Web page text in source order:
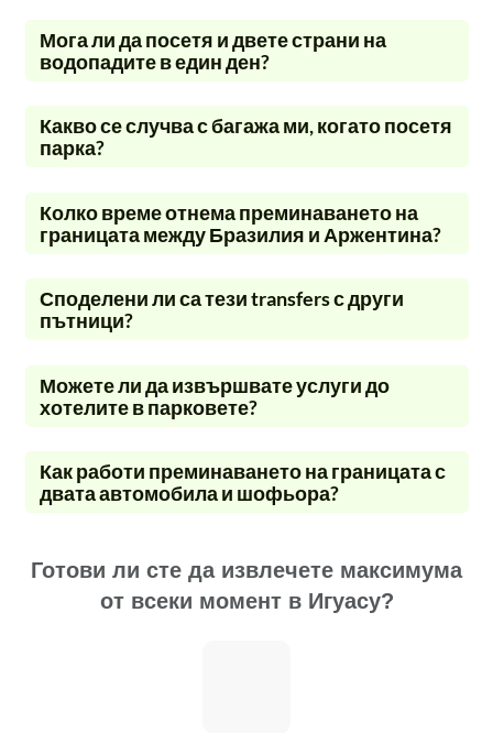
Мога ли да посетя и двете страни на
водопадите в един ден?
Какво се случва с багажа ми, когато посетя
парка?
Колко време отнема преминаването на
границата между Бразилия и Аржентина?
Споделени ли са тези transfers с други
пътници?
Можете ли да извършвате услуги до
хотелите в парковете?
Как работи преминаването на границата с
двата автомобила и шофьора?
Готови ли сте да извлечете максимума
от всеки момент в Игуасу?